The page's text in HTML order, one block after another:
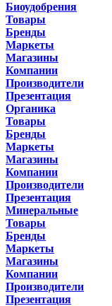
Биоудобрения
Товары
Бренды
Маркеты
Магазины
Компании
Производители
Презентация
Органика
Товары
Бренды
Маркеты
Магазины
Компании
Производители
Презентация
Минеральные
Товары
Бренды
Маркеты
Магазины
Компании
Производители
Презентация